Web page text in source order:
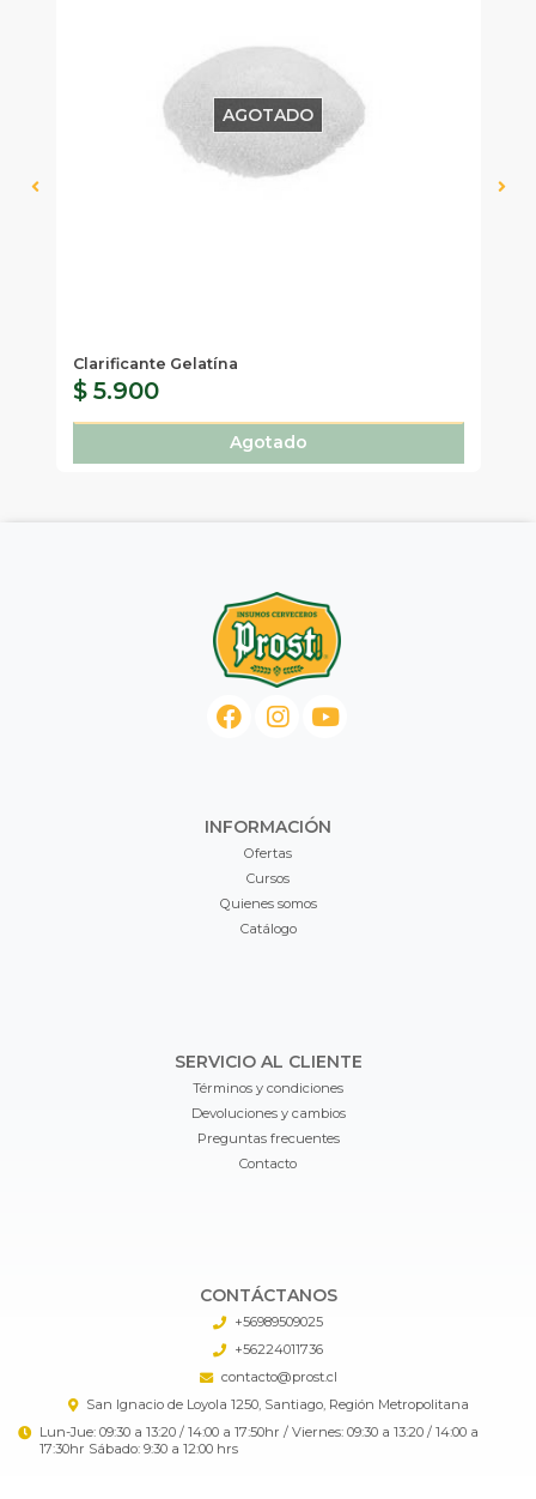
AGOTADO
Clarificante Gelatína
$ 5.900
Agotado
INFORMACIÓN
Ofertas
Cursos
Quienes somos
Catálogo
SERVICIO AL CLIENTE
Términos y condiciones
Devoluciones y cambios
Preguntas frecuentes
Contacto
CONTÁCTANOS
+56989509025
+56224011736
contacto@prost.cl
San Ignacio de Loyola 1250, Santiago, Región Metropolitana
Lun-Jue: 09:30 a 13:20 / 14:00 a 17:50hr / Viernes: 09:30 a 13:20 / 14:00 a
17:30hr Sábado: 9:30 a 12:00 hrs